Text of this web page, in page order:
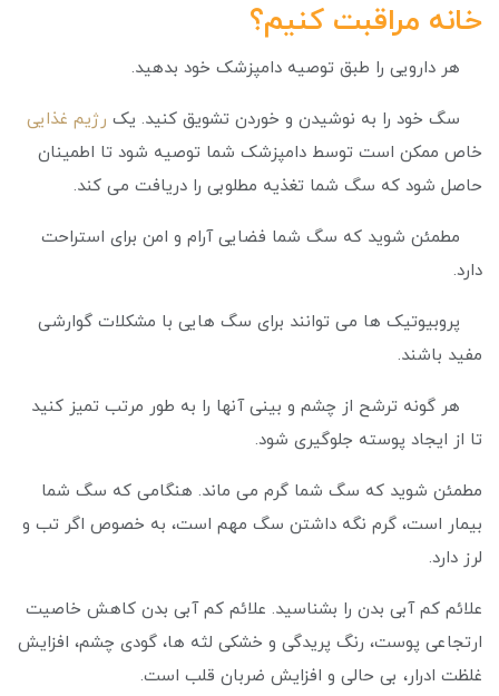
خانه مراقبت کنیم؟
هر دارویی را طبق توصیه دامپزشک خود بدهید.
سگ خود را به نوشیدن و خوردن تشویق کنید. یک رژیم غذایی
خاص ممکن است توسط دامپزشک شما توصیه شود تا اطمینان
حاصل شود که سگ شما تغذیه مطلوبی را دریافت می کند.
مطمئن شوید که سگ شما فضایی آرام و امن برای استراحت
دارد.
پروبیوتیک ها می توانند برای سگ هایی با مشکلات گوارشی
مفید باشند.
هر گونه ترشح از چشم و بینی آنها را به طور مرتب تمیز کنید
تا از ایجاد پوسته جلوگیری شود.
مطمئن شوید که سگ شما گرم می ماند. هنگامی که سگ شما
بیمار است، گرم نگه داشتن سگ مهم است، به خصوص اگر تب و
لرز دارد.
علائم کم آبی بدن را بشناسید. علائم کم آبی بدن کاهش خاصیت
ارتجاعی پوست، رنگ پریدگی و خشکی لثه ها، گودی چشم، افزایش
غلظت ادرار، بی حالی و افزایش ضربان قلب است.